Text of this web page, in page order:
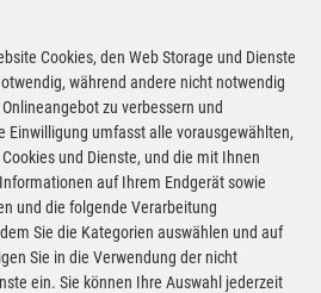
die Anpassung, wünscht sich aber
primär als Instrument zur Einführung
genutzt werden, sondern vor allem als
an entscheidenden
es.
Cookies, den Web Storage und Dienste
während andere nicht notwendig
zu verbessern und
Einwilligung umfasst alle vorausgewählten,
und Dienste, und die mit Ihnen
auf Ihrem Endgerät sowie
und die folgende Verarbeitung
Sie die Kategorien auswählen und auf
Sie in die Verwendung der nicht
ein. Sie können Ihre Auswahl jederzeit